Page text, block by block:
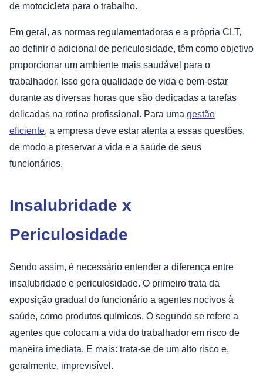
de motocicleta para o trabalho.
Em geral, as normas regulamentadoras e a própria CLT,
ao definir o adicional de periculosidade, têm como objetivo
proporcionar um ambiente mais saudável para o
trabalhador. Isso gera qualidade de vida e bem-estar
durante as diversas horas que são dedicadas a tarefas
delicadas na rotina profissional. Para uma gestão
eficiente, a empresa deve estar atenta a essas questões,
de modo a preservar a vida e a saúde de seus
funcionários.
Insalubridade x
Periculosidade
Sendo assim, é necessário entender a diferença entre
insalubridade e periculosidade. O primeiro trata da
exposição gradual do funcionário a agentes nocivos à
saúde, como produtos químicos. O segundo se refere a
agentes que colocam a vida do trabalhador em risco de
maneira imediata. E mais: trata-se de um alto risco e,
geralmente, imprevisível.